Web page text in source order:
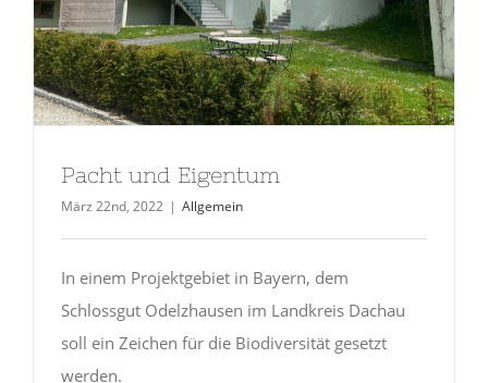
Pacht und Eigentum
März 22nd, 2022 | Allgemein
In einem Projektgebiet in Bayern, dem
Schlossgut Odelzhausen im Landkreis Dachau
soll ein Zeichen für die Biodiversität gesetzt
werden.